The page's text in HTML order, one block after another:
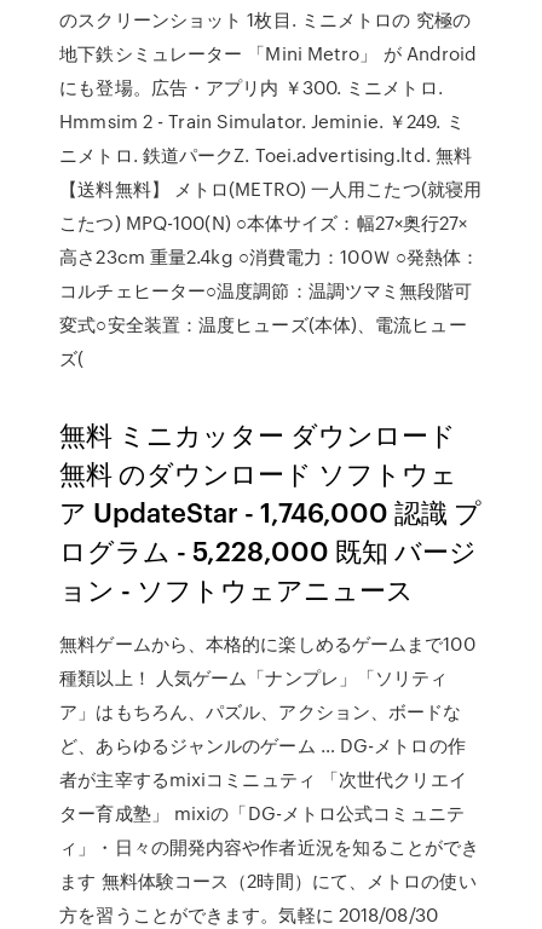
のスクリーンショット 1枚目. ミニメトロの 究極の
地下鉄シミュレーター 「Mini Metro」 が Android
にも登場。広告・アプリ内 ￥300. ミニメトロ.
Hmmsim 2 - Train Simulator. Jeminie. ￥249. ミ
ニメトロ. 鉄道パークZ. Toei.advertising.ltd. 無料
【送料無料】 メトロ(METRO) 一人用こたつ(就寝用
こたつ) MPQ-100(N) ○本体サイズ：幅27×奥行27×
高さ23cm 重量2.4kg ○消費電力：100Ｗ ○発熱体：
コルチェヒーター○温度調節：温調ツマミ無段階可
変式○安全装置：温度ヒューズ(本体)、電流ヒュー
ズ(
無料 ミニカッター ダウンロード
無料 のダウンロード ソフトウェ
ア UpdateStar - 1,746,000 認識 プ
ログラム - 5,228,000 既知 バージ
ョン - ソフトウェアニュース
無料ゲームから、本格的に楽しめるゲームまで100
種類以上！ 人気ゲーム「ナンプレ」「ソリティ
ア」はもちろん、パズル、アクション、ボードな
ど、あらゆるジャンルのゲーム … DG-メトロの作
者が主宰するmixiコミニュティ 「次世代クリエイ
ター育成塾」 mixiの「DG-メトロ公式コミュニテ
ィ」・日々の開発内容や作者近況を知ることができ
ます 無料体験コース（2時間）にて、メトロの使い
方を習うことができます。気軽に 2018/08/30